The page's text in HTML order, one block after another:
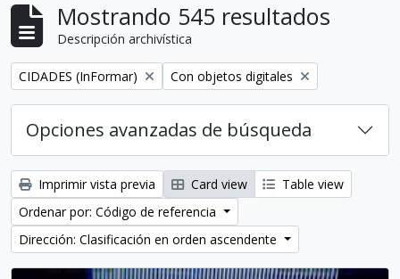
Mostrando 545 resultados
Descripción archivística
Remove filter:
CIDADES (InFormar) Remove filter:
Con objetos digitales
Opciones avanzadas de búsqueda
Imprimir vista previa Card view
Table view
Ordenar por: Código de referencia
Dirección: Clasificación en orden ascendente